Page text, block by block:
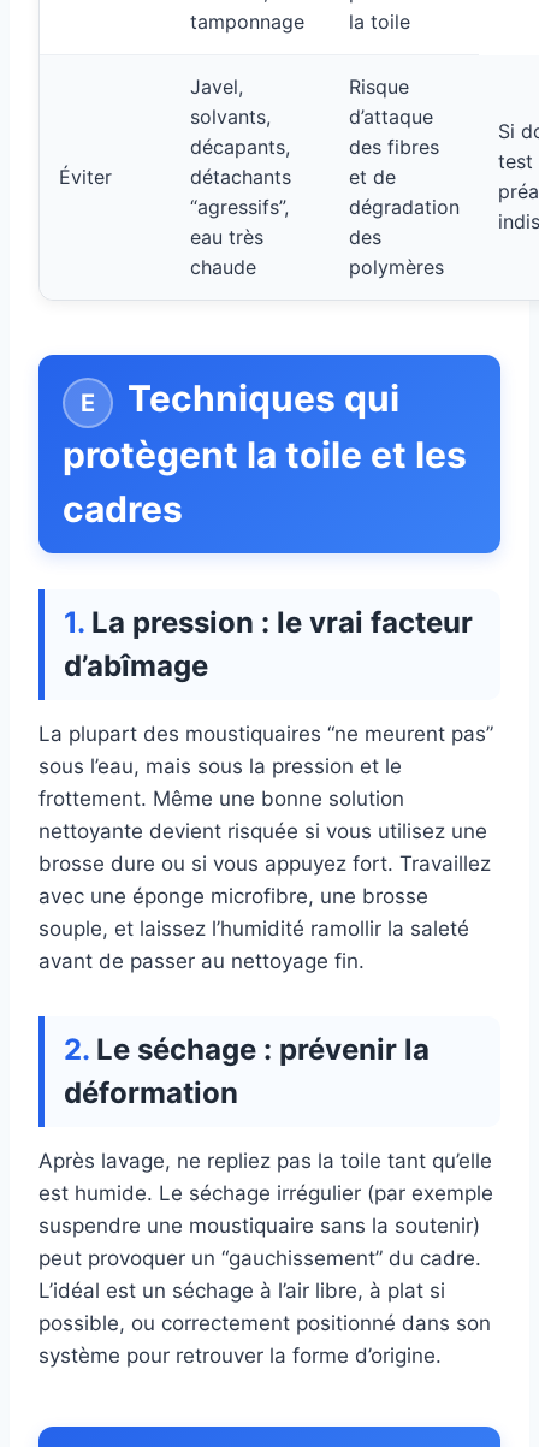
tamponnage
la toile
Éviter
Javel,
solvants,
décapants,
détachants
“agressifs”,
eau très
chaude
Risque
d’attaque
des fibres
et de
dégradation
des
polymères
Si
test
Techniques qui
protègent la toile et les
cadres
La pression : le vrai facteur
d’abîmage
La plupart des moustiquaires “ne meurent pas”
sous l’eau, mais sous la pression et le
frottement. Même une bonne solution
nettoyante devient risquée si vous utilisez une
brosse dure ou si vous appuyez fort. Travaillez
avec une éponge microfibre, une brosse
souple, et laissez l’humidité ramollir la saleté
avant de passer au nettoyage fin.
Le séchage : prévenir la
déformation
Après lavage, ne repliez pas la toile tant qu’elle
est humide. Le séchage irrégulier (par exemple
suspendre une moustiquaire sans la soutenir)
peut provoquer un “gauchissement” du cadre.
L’idéal est un séchage à l’air libre, à plat si
possible, ou correctement positionné dans son
système pour retrouver la forme d’origine.